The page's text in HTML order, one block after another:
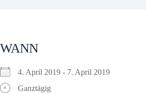
WANN
4. April 2019 - 7. April 2019
Ganztägig